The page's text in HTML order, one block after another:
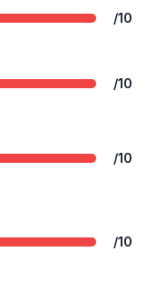
/10
/10
/10
/10